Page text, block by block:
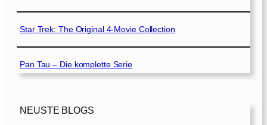
Star Trek: The Original 4-Movie Collection
Pan Tau – Die komplette Serie
NEUSTE BLOGS